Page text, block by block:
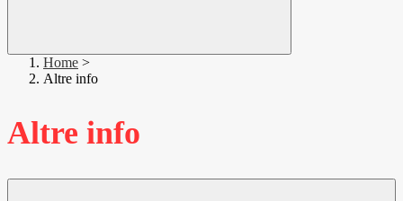
Home >
Altre info
Altre info